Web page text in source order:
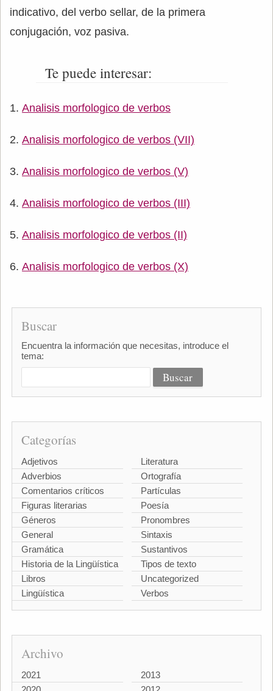
indicativo, del verbo sellar, de la primera
conjugación, voz pasiva.
Te puede interesar:
Analisis morfologico de verbos
Analisis morfologico de verbos (VII)
Analisis morfologico de verbos (V)
Analisis morfologico de verbos (III)
Analisis morfologico de verbos (II)
Analisis morfologico de verbos (X)
Buscar
Encuentra la información que necesitas, introduce el
tema:
Categorías
Adjetivos
Adverbios
Comentarios críticos
Figuras literarias
Géneros
General
Gramática
Historia de la Lingüística
Libros
Lingüística
Literatura
Ortografía
Partículas
Poesía
Pronombres
Sintaxis
Sustantivos
Tipos de texto
Uncategorized
Verbos
Archivo
2021
2013